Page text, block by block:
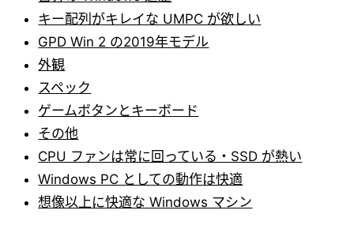
キー配列がキレイな UMPC が欲しい
GPD Win 2 の2019年モデル
外観
スペック
ゲームボタンとキーボード
その他
CPU ファンは常に回っている・SSD が熱い
Windows PC としての動作は快適
想像以上に快適な Windows マシン